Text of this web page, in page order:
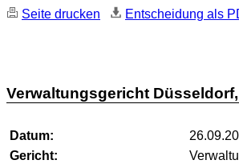
Seite drucken Entscheidung als
Verwaltungsgericht Düsseldorf,
Datum:
Gericht: